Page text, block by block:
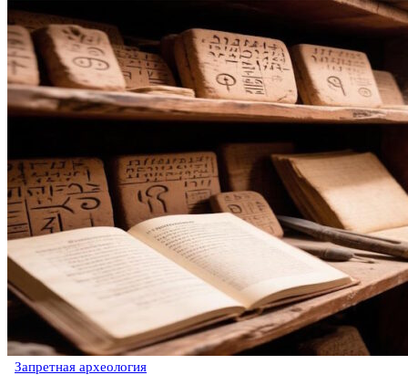
Запретная археология